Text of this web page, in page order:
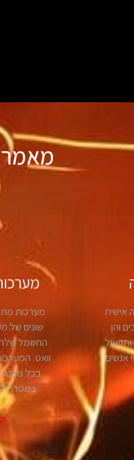
אישית
והן
ותפעול
אנשים
מערכות
שונים של
וואט.
בכל מבנה
במטרה